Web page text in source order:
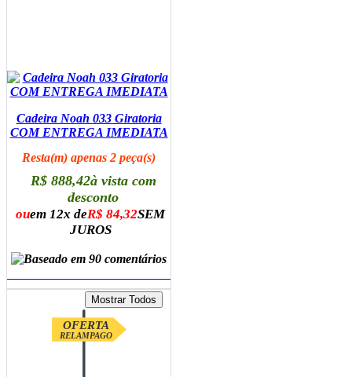
Cadeira Noah 033 Giratoria
COM ENTREGA IMEDIATA
Resta(m) apenas 2 peça(s)
R$ 888,42à vista com
desconto
ouem 12x deR$ 84,32SEM
JUROS
OFERTA
RELAMPAGO